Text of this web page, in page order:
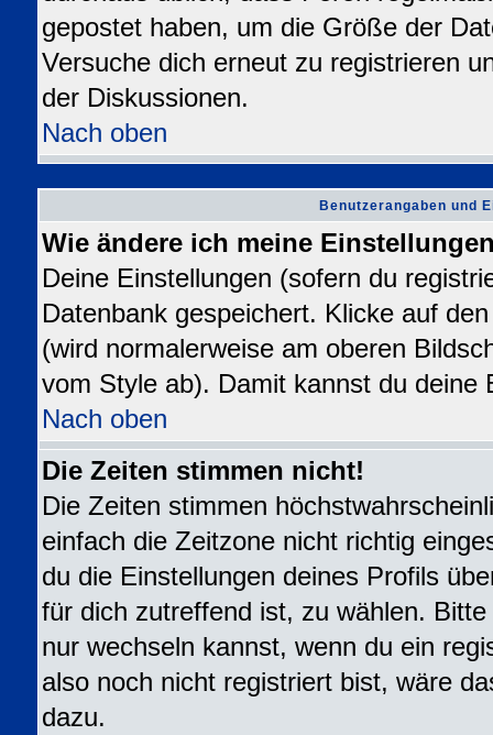
gepostet haben, um die Größe der
Versuche dich erneut zu registrieren
der Diskussionen.
Nach oben
Benutzerangaben und
Wie ändere ich meine
Deine Einstellungen (sofern du
Datenbank gespeichert. Klicke auf
(wird normalerweise am oberen
vom Style ab). Damit kannst du deine
Nach oben
Die Zeiten stimmen nicht!
Die Zeiten stimmen
einfach die Zeitzone nicht richtig
du die Einstellungen deines Profils
für dich zutreffend ist, zu wählen.
nur wechseln kannst, wenn du ein
also noch nicht registriert bist, wäre
dazu.